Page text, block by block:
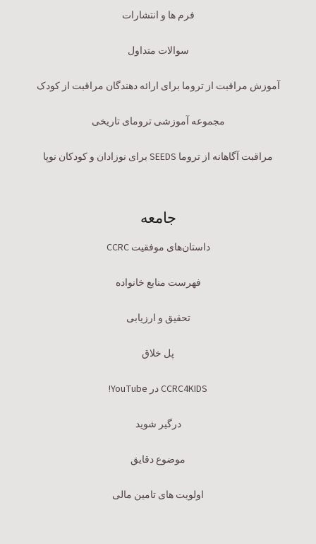
فرم ها و انتشارات
سوالات متداول
آموزش مراقبت از تروما برای ارائه دهندگان مراقبت از کودک
مجموعه آموزشی ترومای تاریخی
مراقبت آگاهانه از تروما SEEDS برای نوزادان و کودکان نوپا
جامعه
داستان‌های موفقیت CCRC
فهرست منابع خانواده
تحقیق و ارزیابی
پل خلاق
CCRC4KIDS در YouTube!
درگیر شوید
موضوع دقایق
اولویت های تامین مالی